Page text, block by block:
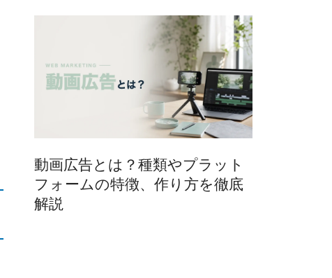
動画広告とは？種類やプラット
フォームの特徴、作り方を徹底
解説